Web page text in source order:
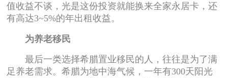
值收益不谈，光是这份投资就能换来全家永居卡，还
有高达3~5%的年出租收益。
为养老移民
最后一类选择希腊置业移民的人，往往是为了满
足养老需求。希腊为地中海气候，一年有300天阳光